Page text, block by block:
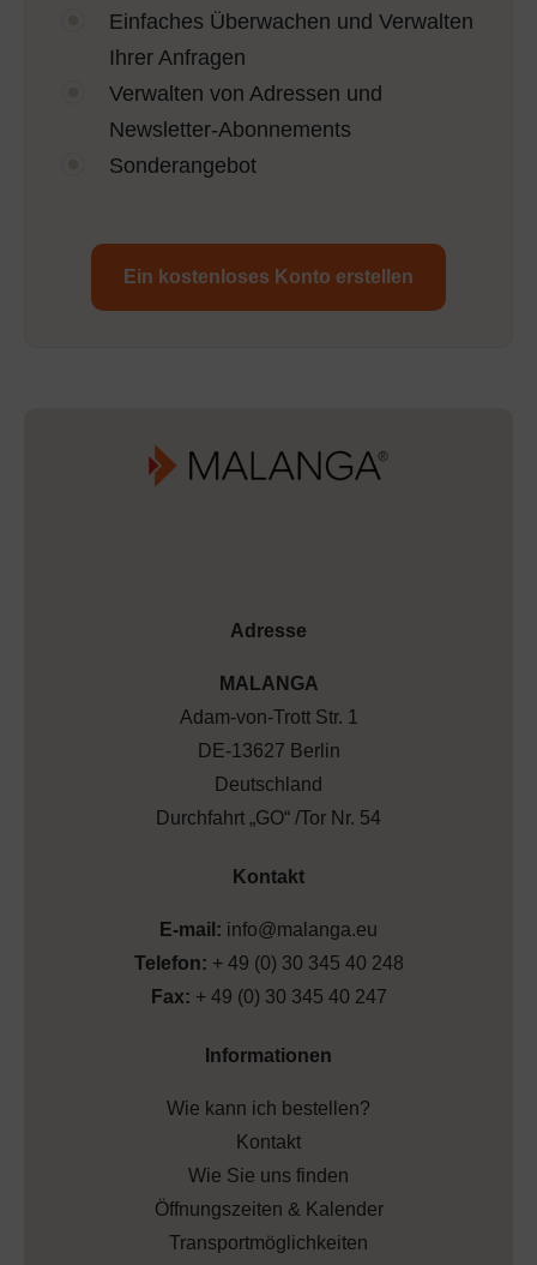
Einfaches Überwachen und Verwalten
Ihrer Anfragen
Verwalten von Adressen und
Newsletter-Abonnements
Sonderangebot
Ein kostenloses Konto erstellen
Adresse
MALANGA
Adam-von-Trott Str. 1
DE-13627 Berlin
Deutschland
Durchfahrt „GO“ /Tor Nr. 54
Kontakt
E-mail: info@malanga.eu
Telefon: + 49 (0) 30 345 40 248
Fax: + 49 (0) 30 345 40 247
Informationen
Wie kann ich bestellen?
Kontakt
Wie Sie uns finden
Öffnungszeiten & Kalender
Transportmöglichkeiten